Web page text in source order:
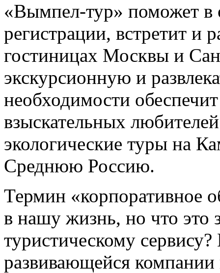
«Вымпел-тур» поможет
регистрации, встретит и
гостиницах Москвы и
экскурсионную и
необходимости
взыскательных
экологические туры на
Среднюю Россию.
Термин «корпоративное
в нашу жизнь, но что это
туристическому
развивающейся компании